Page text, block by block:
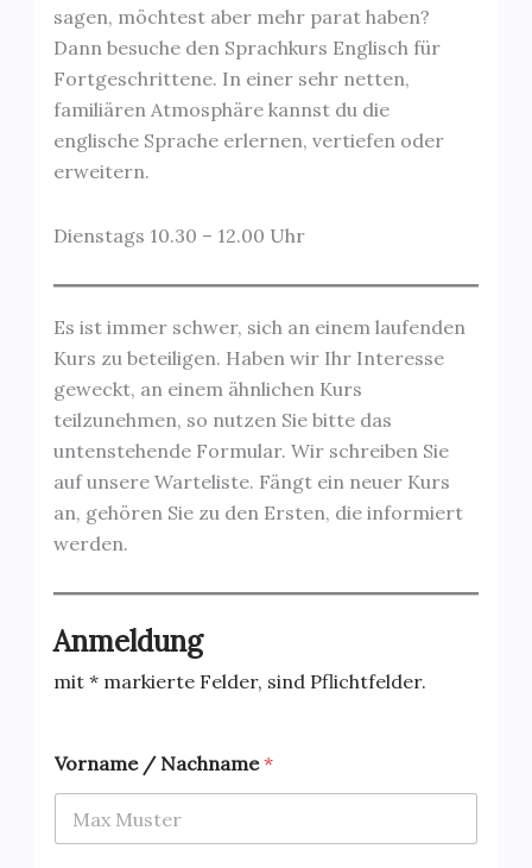
sagen, möchtest aber mehr parat haben?
Dann besuche den Sprachkurs Englisch für
Fortgeschrittene. In einer sehr netten,
familiären Atmosphäre kannst du die
englische Sprache erlernen, vertiefen oder
erweitern.
Dienstags 10.30 – 12.00 Uhr
Es ist immer schwer, sich an einem laufenden
Kurs zu beteiligen. Haben wir Ihr Interesse
geweckt, an einem ähnlichen Kurs
teilzunehmen, so nutzen Sie bitte das
untenstehende Formular. Wir schreiben Sie
auf unsere Warteliste. Fängt ein neuer Kurs
an, gehören Sie zu den Ersten, die informiert
werden.
Anmeldung
mit * markierte Felder, sind Pflichtfelder.
Vorname / Nachname*